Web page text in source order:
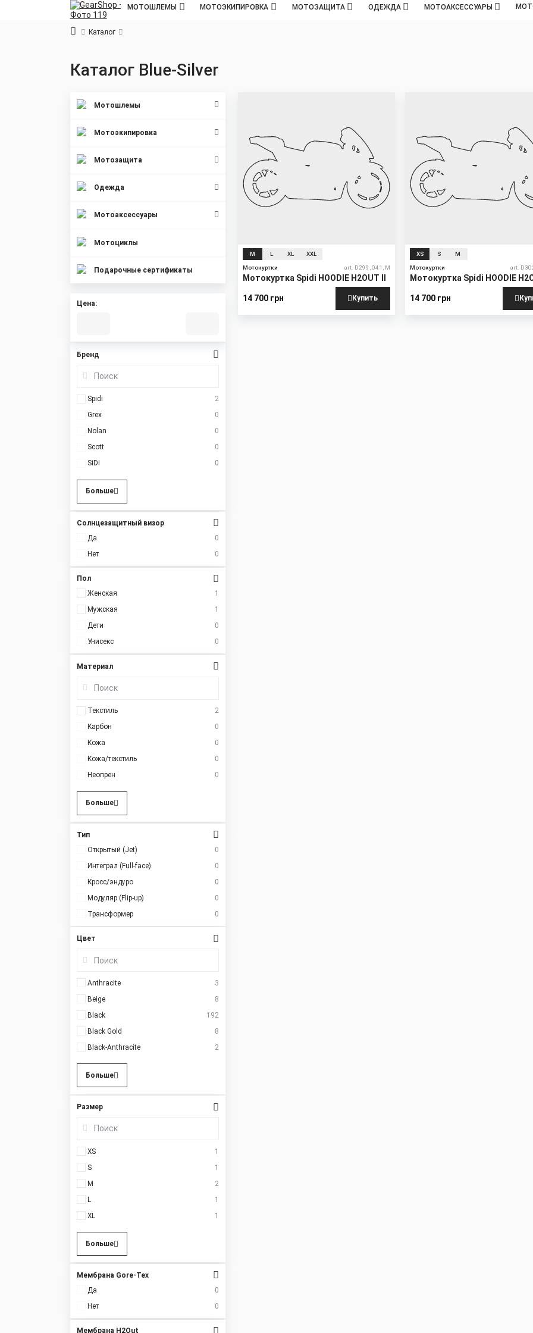
МОТОШЛЕМЫ МОТОЭКИПИРОВКА МОТОЗАЩИТА ОДЕЖДА МОТОАКСЕССУАРЫ
Каталог
Каталог Blue-Silver
M L XL XXL
Мотокуртки art. D299, 041, M
Мотокуртка Spidi HOODIE H2OUT II
14 700 грн Купить
XS S M
Мотокуртки art.
Мотокуртка Spidi HOODIE
14 700 грн
Мотошлемы
Мотоэкипировка
Мотозащита
Одежда
Мотоаксессуары
Мотоциклы
Подарочные сертификаты
Цена:
Бренд
Spidi
2
Grex
0
Nolan
0
Scott
0
SiDi
0
Больше
Солнцезащитный визор
Да
0
Нет
0
Пол
Женская
1
Мужская
1
Дети
0
Унисекс
0
Материал
Текстиль
2
Карбон
0
Кожа
0
Кожа/текстиль
0
Неопрен
0
Больше
Тип
Открытый (Jet)
0
Интеграл (Full-face)
0
Кросс/эндуро
0
Модуляр (Flip-up)
0
Трансформер
0
Цвет
Anthracite
3
Beige
8
Black
192
Black Gold
8
Black-Anthracite
2
Больше
Размер
XS
1
S
1
M
2
L
1
XL
1
Больше
Мембрана Gore-Tex
Да
0
Нет
0
Мембрана H2Out